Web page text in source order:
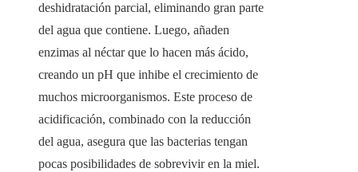
deshidratación parcial, eliminando gran parte
del agua que contiene. Luego, añaden
enzimas al néctar que lo hacen más ácido,
creando un pH que inhibe el crecimiento de
muchos microorganismos. Este proceso de
acidificación, combinado con la reducción
del agua, asegura que las bacterias tengan
pocas posibilidades de sobrevivir en la miel.